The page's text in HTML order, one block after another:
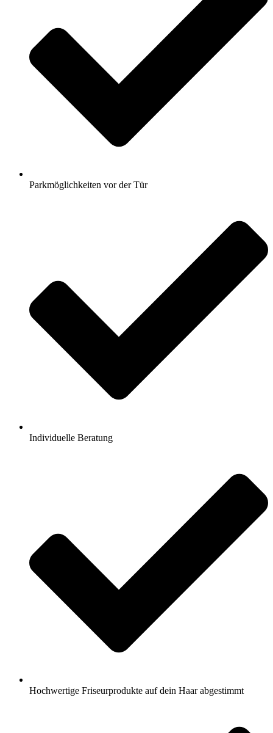
Parkmöglichkeiten vor der Tür
Individuelle Beratung
Hochwertige Friseurprodukte auf dein Haar abgestimmt